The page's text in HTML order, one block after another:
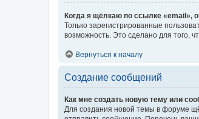
Когда я щёлкаю по ссылке «email»,
Только зарегистрированные
возможность. Это сделано для того,
Вернуться к началу
Создание сообщений
Как мне создать новую тему или
Для создания новой темы в форуме